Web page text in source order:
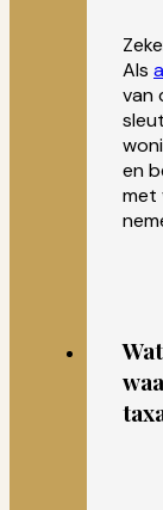
Als
van
en
met